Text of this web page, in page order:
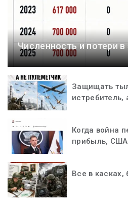
Численность и потери
Защищать
истребитель,
Когда война
прибыль, США
Все в касках,